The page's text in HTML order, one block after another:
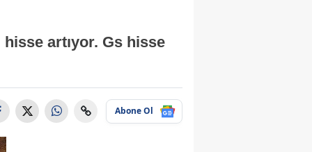
artıyor. Gs hisse
Abone Ol